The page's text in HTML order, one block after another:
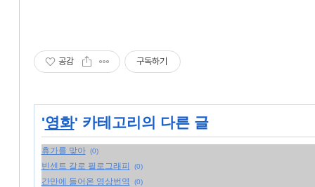
공감 구독하기
'영화' 카테고리의 다른 글
휴가를 맞아 (0)
빈센트 갈로 필로그래피 (0)
간만에 들어온 영상번역 (0)